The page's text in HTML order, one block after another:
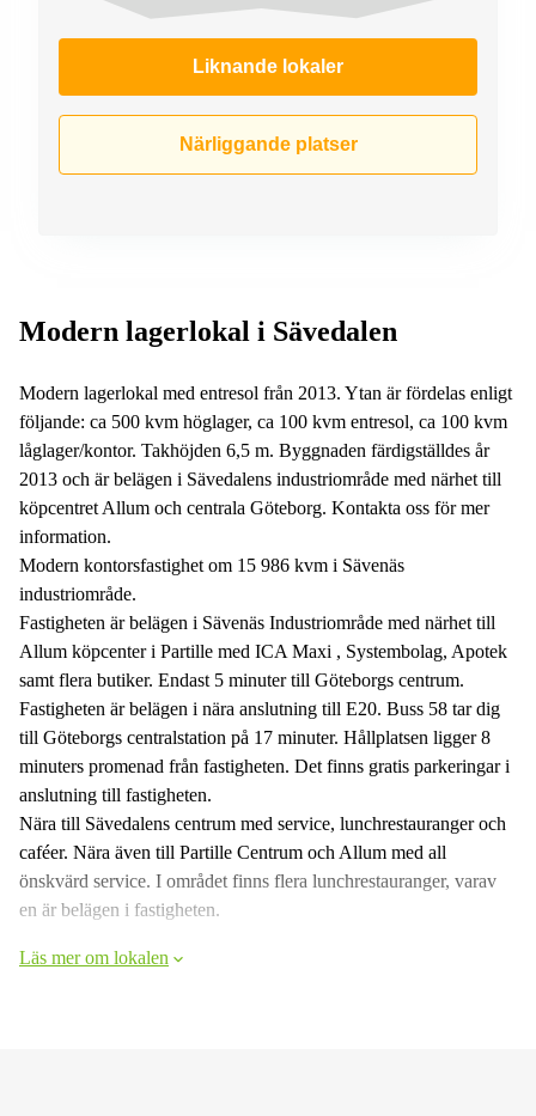
Liknande lokaler
Närliggande platser
Modern lagerlokal i Sävedalen
Modern lagerlokal med entresol från 2013. Ytan är fördelas enligt
följande: ca 500 kvm höglager, ca 100 kvm entresol, ca 100 kvm
låglager/kontor. Takhöjden 6,5 m. Byggnaden färdigställdes år
2013 och är belägen i Sävedalens industriområde med närhet till
köpcentret Allum och centrala Göteborg. Kontakta oss för mer
information.
Modern kontorsfastighet om 15 986 kvm i Sävenäs
industriområde.
Fastigheten är belägen i Sävenäs Industriområde med närhet till
Allum köpcenter i Partille med ICA Maxi , Systembolag, Apotek
samt flera butiker. Endast 5 minuter till Göteborgs centrum.
Fastigheten är belägen i nära anslutning till E20. Buss 58 tar dig
till Göteborgs centralstation på 17 minuter. Hållplatsen ligger 8
minuters promenad från fastigheten. Det finns gratis parkeringar i
anslutning till fastigheten.
Nära till Sävedalens centrum med service, lunchrestauranger och
caféer. Nära även till Partille Centrum och Allum med all
önskvärd service. I området finns flera lunchrestauranger, varav
en är belägen i fastigheten.
Läs mer om lokalen